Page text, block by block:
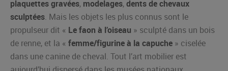
plaquettes gravées, modelages,dents de chevaux
sculptées. Mais les objets les plus connus sont le
propulseur dit « Le faon à l’oiseau » sculpté dans un bois
de renne, et la « femme/figurine à la capuche » ciselée
dans une canine de cheval. Tout l’art mobilier est